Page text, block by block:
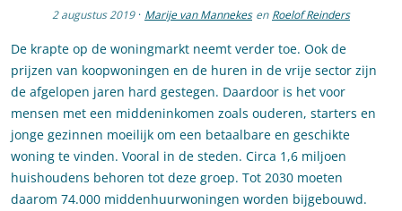
2 augustus 2019 · Marije van Mannekes en Roelof Reinders
De krapte op de woningmarkt neemt verder toe. Ook de
prijzen van koopwoningen en de huren in de vrije sector zijn
de afgelopen jaren hard gestegen. Daardoor is het voor
mensen met een middeninkomen zoals ouderen, starters en
jonge gezinnen moeilijk om een betaalbare en geschikte
woning te vinden. Vooral in de steden. Circa 1,6 miljoen
huishoudens behoren tot deze groep. Tot 2030 moeten
daarom 74.000 middenhuurwoningen worden bijgebouwd.